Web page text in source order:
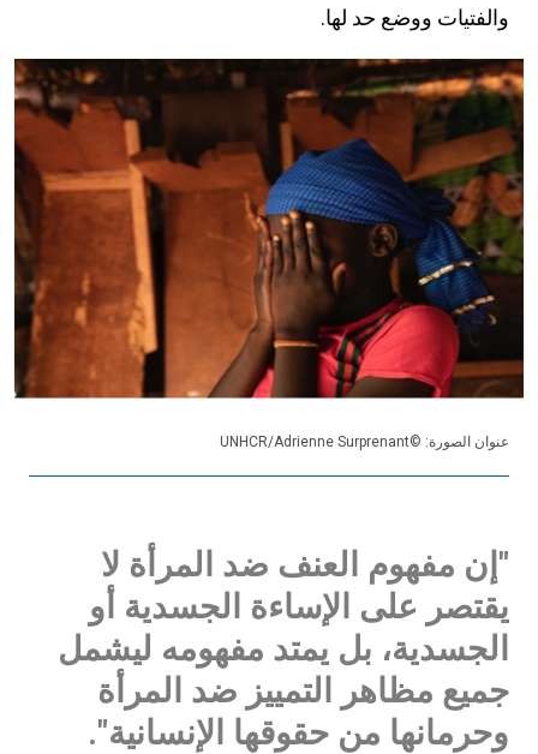
والفتيات ووضع حد لها.
عنوان الصورة: ©UNHCR/Adrienne Surprenant
"إن مفهوم العنف ضد المرأة لا
يقتصر على الإساءة الجسدية أو
الجسدية، بل يمتد مفهومه ليشمل
جميع مظاهر التمييز ضد المرأة
وحرمانها من حقوقها الإنسانية".